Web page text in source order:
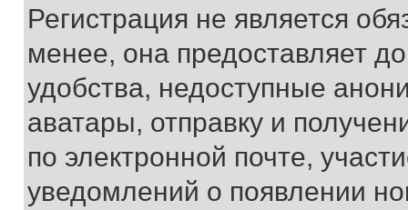
Регистрация не является
менее, она предоставляет
удобства, недоступные
аватары, отправку и
по электронной почте,
уведомлений о появлении